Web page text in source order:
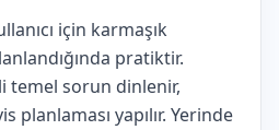
için karmaşık
pratiktir.
temel sorun dinlenir,
planlaması yapılır. Yerinde